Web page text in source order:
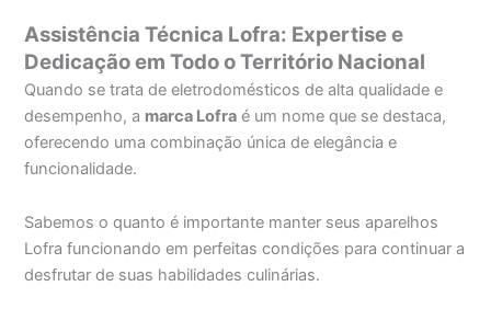
Assistência Técnica Lofra: Expertise e
Dedicação em Todo o Território Nacional
Quando se trata de eletrodomésticos de alta qualidade e
desempenho, a marca Lofra é um nome que se destaca,
oferecendo uma combinação única de elegância e
funcionalidade.
Sabemos o quanto é importante manter seus aparelhos
Lofra funcionando em perfeitas condições para continuar a
desfrutar de suas habilidades culinárias.